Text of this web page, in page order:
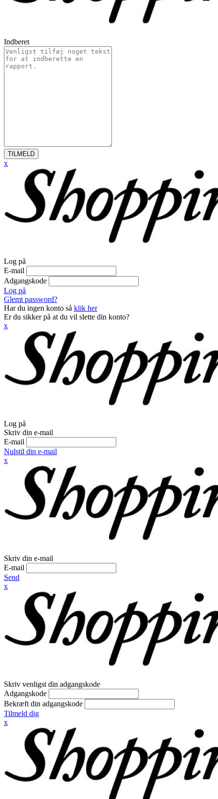
Indberet
TILMELD
x
Log på
E-mail
Adgangskode
Log på
Glemt password?
Har du ingen konto så klik her
Er du sikker på at du vil slette din konto?
x
Log på
Skriv din e-mail
E-mail
Nulstil din e-mail
x
Skriv din e-mail
E-mail
Send
x
Skriv venligst din adgangskode
Adgangskode
Bekræft din adgangskode
Tilmeld dig
x